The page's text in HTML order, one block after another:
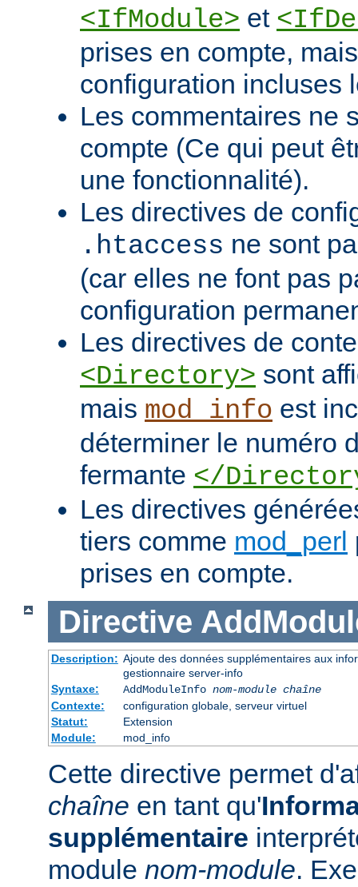
<IfModule> et
prises en compte,
configuration incluses
Les commentaires ne
compte (Ce qui peut
une fonctionnalité).
Les directives de
.htaccess ne sont
(car elles ne font pas
configuration
Les directives de
<Directory> sont
mais mod_info est
déterminer le numéro
fermante </
Les directives
tiers comme mod_perl
prises en compte.
Directive
Description: Ajoute des données supplémentaires aux
gestionnaire server-info
Syntaxe:
AddModuleInfo nom-module chaîne
Contexte:
configuration globale, serveur virtuel
Statut:
Extension
Module:
mod_info
Cette directive permet
chaîne en tant qu'
supplémentaire
module nom-module.